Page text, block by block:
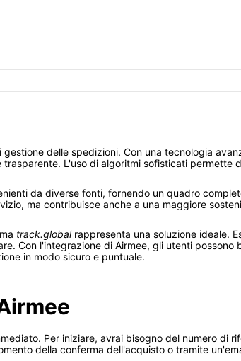
delle spedizioni. Con una tecnologia
L'uso di algoritmi sofisticati permette
da diverse fonti, fornendo un quadro
ma contribuisce anche a una maggiore
track.globalrappresenta una soluzione ideale.
Con l'integrazione di Airmee, gli utenti possono
in modo sicuro e puntuale.
Per iniziare, avrai bisogno del numero di
della conferma dell'acquisto o tramite